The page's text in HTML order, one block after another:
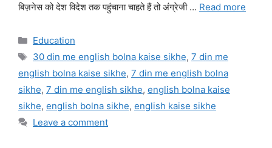
बिज़नेस को देश विदेश तक पहुंचाना चाहते हैं तो अंग्रेजी … Read more
Categories
Education
Tags
30 din me english bolna kaise sikhe, 7 din me
english bolna kaise sikhe, 7 din me english bolna
sikhe, 7 din me english sikhe, english bolna kaise
sikhe, english bolna sikhe, english kaise sikhe
Leave a comment